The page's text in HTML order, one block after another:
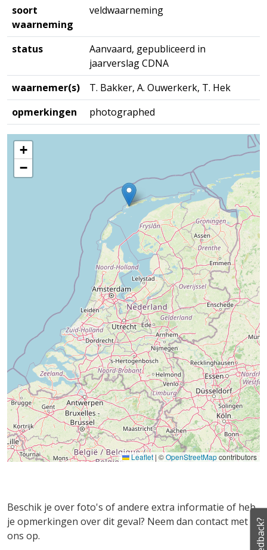
soort
waarneming
veldwaarneming
status
Aanvaard, gepubliceerd in
jaarverslag CDNA
waarnemer(s)
T. Bakker, A. Ouwerkerk, T. Hek
opmerkingen
photographed
+
−
Leaflet| ©OpenStreetMapcontributors
Beschik je over foto's of andere extra informatie of heb
je opmerkingen over dit geval? Neem dan contact met
ons op.
Feedback?